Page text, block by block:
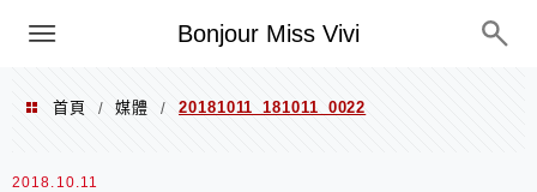
Bonjour Miss Vivi
選單
首頁 / 媒體 / 20181011_181011_0022
2018.10.11